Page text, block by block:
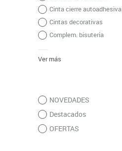
Cinta cierre autoadhesiva
Cintas decorativas
Complem. bisuteria
Ver más
NOVEDADES
Destacados
OFERTAS